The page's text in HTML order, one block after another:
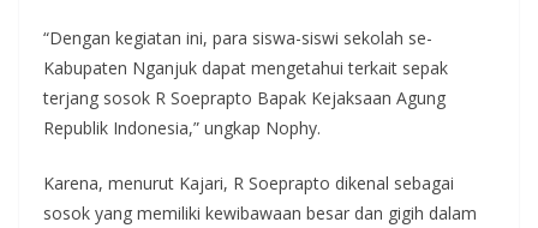
“Dengan kegiatan ini, para siswa-siswi sekolah se-
Kabupaten Nganjuk dapat mengetahui terkait sepak
terjang sosok R Soeprapto Bapak Kejaksaan Agung
Republik Indonesia,” ungkap Nophy.
Karena, menurut Kajari, R Soeprapto dikenal sebagai
sosok yang memiliki kewibawaan besar dan gigih dalam